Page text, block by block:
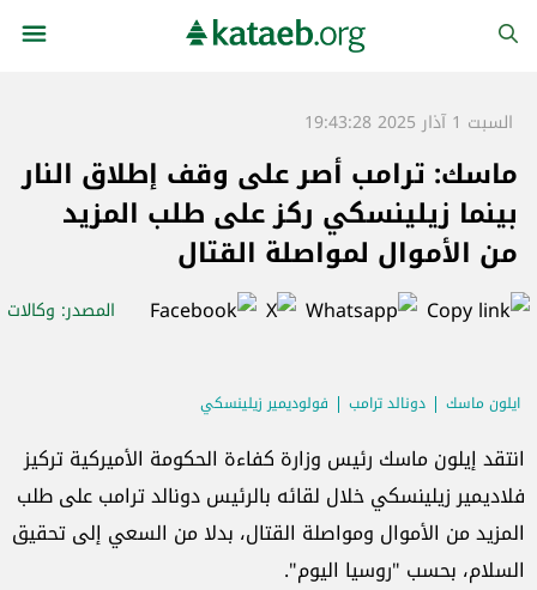
السبت 1 آذار 2025 19:43:28
ماسك: ترامب أصر على وقف إطلاق النار
بينما زيلينسكي ركز على طلب المزيد
من الأموال لمواصلة القتال
المصدر: وكالات
ايلون ماسك دونالد ترامب فولوديمير زيلينسكي
انتقد إيلون ماسك رئيس وزارة كفاءة الحكومة الأميركية تركيز
فلاديمير زيلينسكي خلال لقائه بالرئيس دونالد ترامب على طلب
المزيد من الأموال ومواصلة القتال، بدلا من السعي إلى تحقيق
السلام، بحسب "روسيا اليوم".